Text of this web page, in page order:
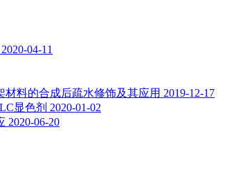
2020-04-11
材料的合成后疏水修饰及其应用 2019-12-17
显色剂 2020-01-02
2020-06-20